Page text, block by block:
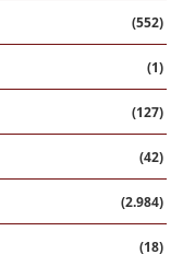
(552)
(1)
(127)
(42)
(2.984)
(18)